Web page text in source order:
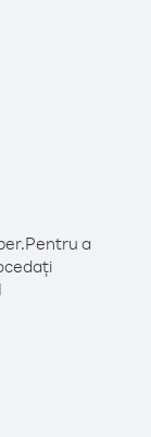
Pentru a